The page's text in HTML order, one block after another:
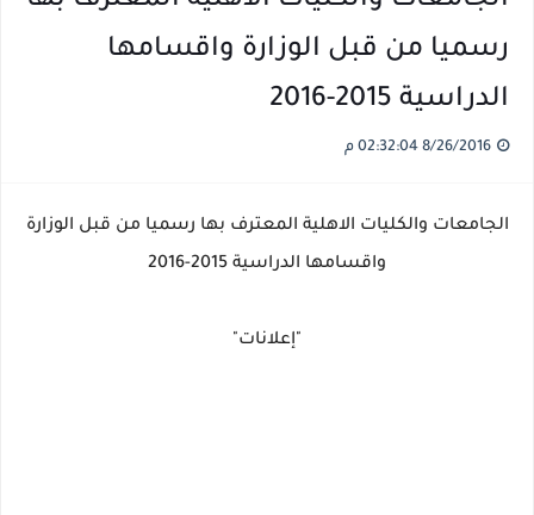
رسميا من قبل الوزارة واقسامها
الدراسية 2015-2016
الجامعات والكليات الاهلية المعترف بها رسميا من قبل الوزارة
واقسامها الدراسية 2015-2016
"إعلانات"